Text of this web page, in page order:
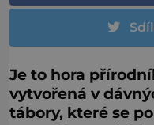
Je to hora
vytvořená v
tábory, které se